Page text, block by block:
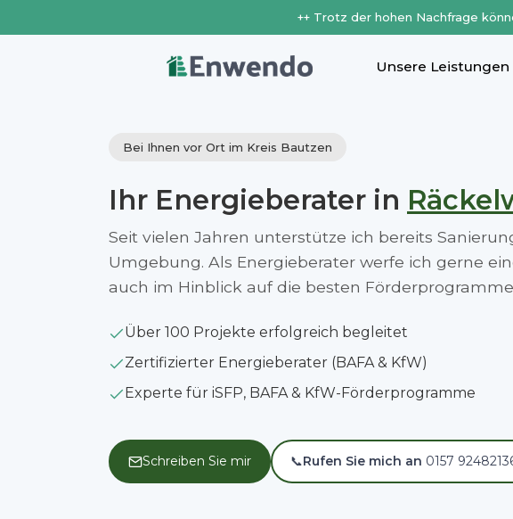
++ Trotz der hohen Nachfrage
Unsere Leistungen
Bei Ihnen vor Ort im Kreis Bautzen
Ihr Energieberater in
Seit vielen Jahren unterstütze ich bereits
Umgebung. Als Energieberater werfe ich gerne
auch im Hinblick auf die besten
Über 100 Projekte erfolgreich begleitet
Zertifizierter Energieberater (BAFA & KfW)
Experte für iSFP, BAFA & KfW-Förderprogramme
Schreiben Sie mir 📞Rufen Sie mich an 0157